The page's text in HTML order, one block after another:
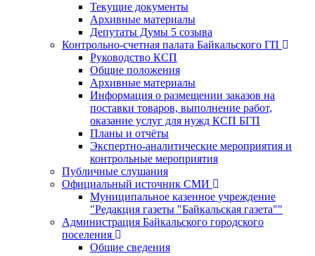
Текущие документы
Архивные материалы
Депутаты Думы 5 созыва
Контрольно-счетная палата Байкальского ГП
Руководство КСП
Общие положения
Архивные материалы
Информация о размещении заказов на
поставки товаров, выполнение работ,
оказание услуг для нужд КСП БГП
Планы и отчёты
Экспертно-аналитические мероприятия и
контрольные мероприятия
Публичные слушания
Официальный источник СМИ
Муниципальное казенное учреждение
"Редакция газеты "Байкальская газета""
Администрация Байкальского городского
поселения
Общие сведения